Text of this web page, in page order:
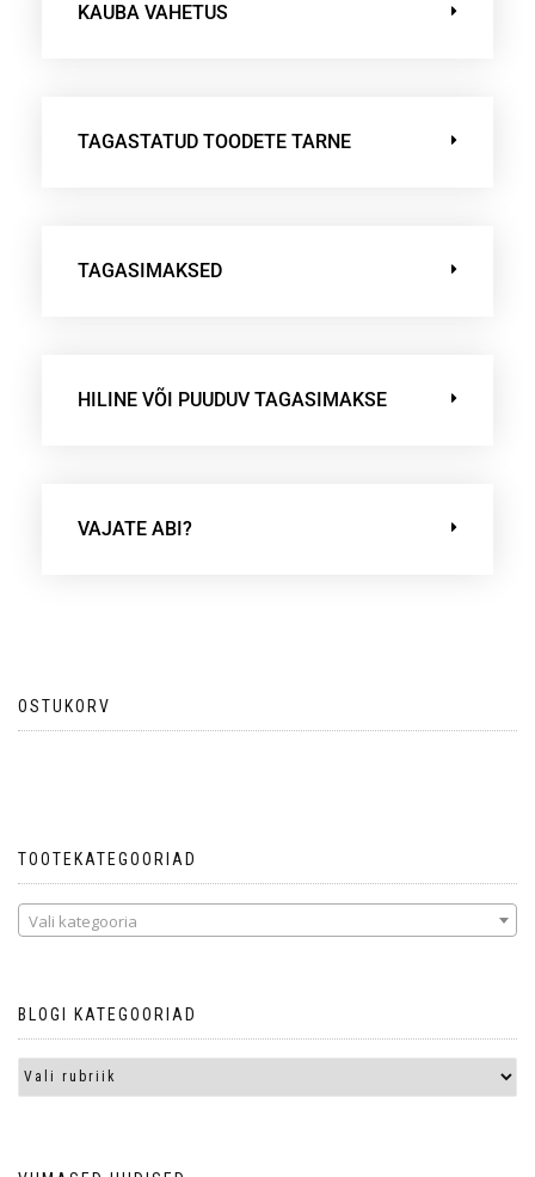
KAUBA VAHETUS
TAGASTATUD TOODETE TARNE
TAGASIMAKSED
HILINE VÕI PUUDUV TAGASIMAKSE
VAJATE ABI?
OSTUKORV
TOOTEKATEGOORIAD
Vali kategooria
BLOGI KATEGOORIAD